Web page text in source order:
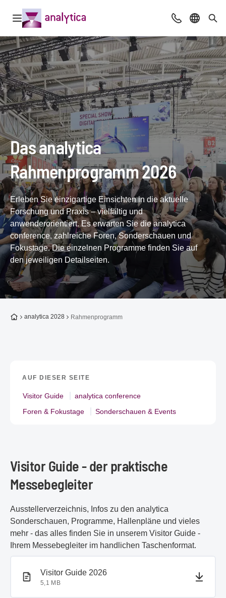
Navigation öffnen Beratung &
Sprache
Das analytica
Rahmenprogramm 2026
Erleben Sie einzigartige Einsichten in die aktuelle
Forschung und Praxis – vielfältig und
anwenderorientiert. Es erwarten Sie die analytica
conference, zahlreiche Foren, Sonderschauen und
Fokustage. Die einzelnen Programme finden Sie auf
den jeweiligen Detailseiten.
Zur Startseite
analytica 2028 Rahmenprogramm
AUF DIESER SEITE
Visitor Guide
analytica conference
Foren & Fokustage
Sonderschauen & Events
Visitor Guide - der praktische
Messebegleiter
Ausstellerverzeichnis, Infos zu den analytica
Sonderschauen, Programme, Hallenpläne und vieles
mehr - das alles finden Sie in unserem Visitor Guide -
Ihrem Messebegleiter im handlichen Taschenformat.
PDF-Dokument
Visitor Guide 2026
5,1 MB
PDF-Dokument